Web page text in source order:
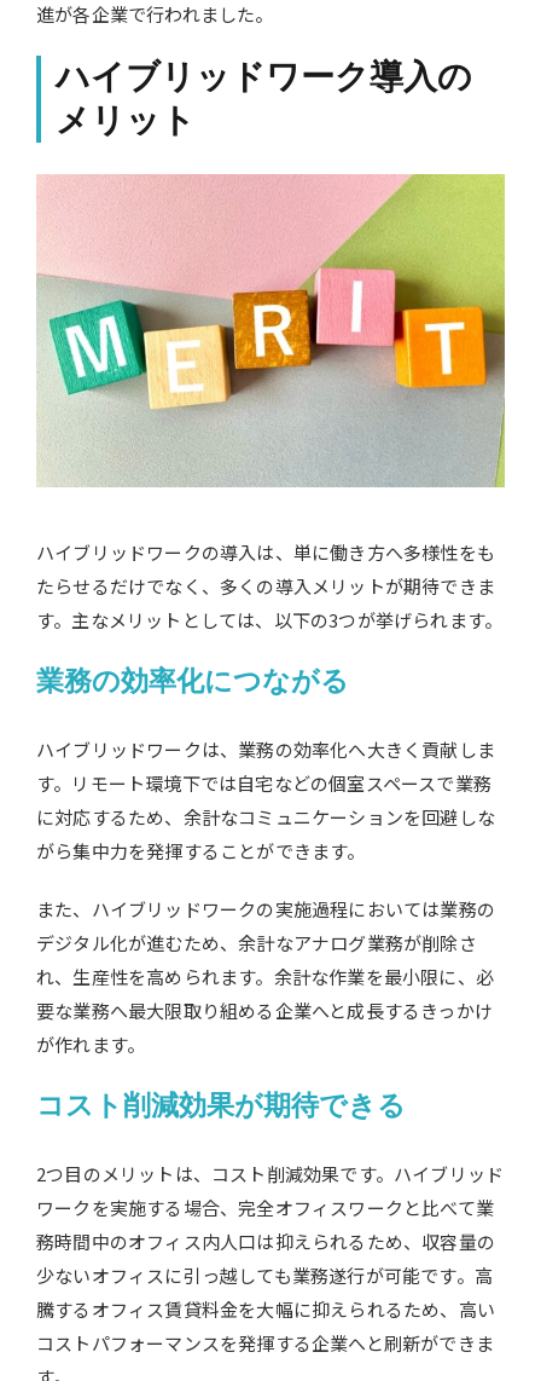
進が各企業で行われました。
ハイブリッドワーク導入の
メリット
ハイブリッドワークの導入は、単に働き方へ多様性をも
たらせるだけでなく、多くの導入メリットが期待できま
す。主なメリットとしては、以下の3つが挙げられます。
業務の効率化につながる
ハイブリッドワークは、業務の効率化へ大きく貢献しま
す。リモート環境下では自宅などの個室スペースで業務
に対応するため、余計なコミュニケーションを回避しな
がら集中力を発揮することができます。
また、ハイブリッドワークの実施過程においては業務の
デジタル化が進むため、余計なアナログ業務が削除さ
れ、生産性を高められます。余計な作業を最小限に、必
要な業務へ最大限取り組める企業へと成長するきっかけ
が作れます。
コスト削減効果が期待できる
2つ目のメリットは、コスト削減効果です。ハイブリッド
ワークを実施する場合、完全オフィスワークと比べて業
務時間中のオフィス内人口は抑えられるため、収容量の
少ないオフィスに引っ越しても業務遂行が可能です。高
騰するオフィス賃貸料金を大幅に抑えられるため、高い
コストパフォーマンスを発揮する企業へと刷新ができま